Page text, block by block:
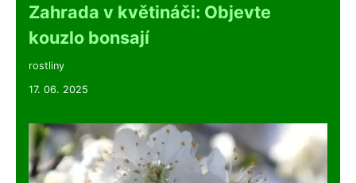
Zahrada v květináči: Objevte
kouzlo bonsají
rostliny
17. 06. 2025